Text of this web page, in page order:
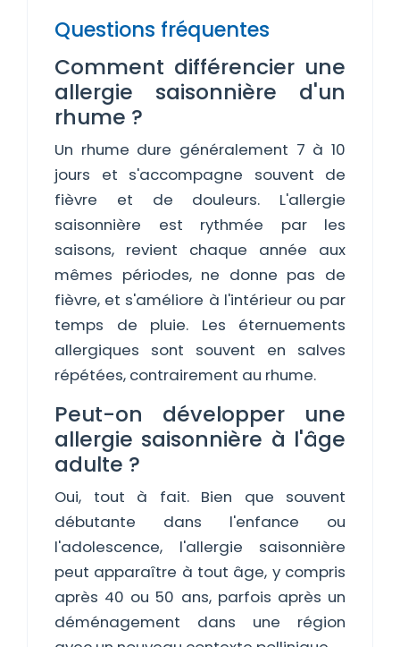
Questions fréquentes
Comment différencier une
allergie saisonnière d'un
rhume ?
Un rhume dure généralement 7 à 10
jours et s'accompagne souvent de
fièvre et de douleurs. L'allergie
saisonnière est rythmée par les
saisons, revient chaque année aux
mêmes périodes, ne donne pas de
fièvre, et s'améliore à l'intérieur ou par
temps de pluie. Les éternuements
allergiques sont souvent en salves
répétées, contrairement au rhume.
Peut-on développer une
allergie saisonnière à l'âge
adulte ?
Oui, tout à fait. Bien que souvent
débutante dans l'enfance ou
l'adolescence, l'allergie saisonnière
peut apparaître à tout âge, y compris
après 40 ou 50 ans, parfois après un
déménagement dans une région